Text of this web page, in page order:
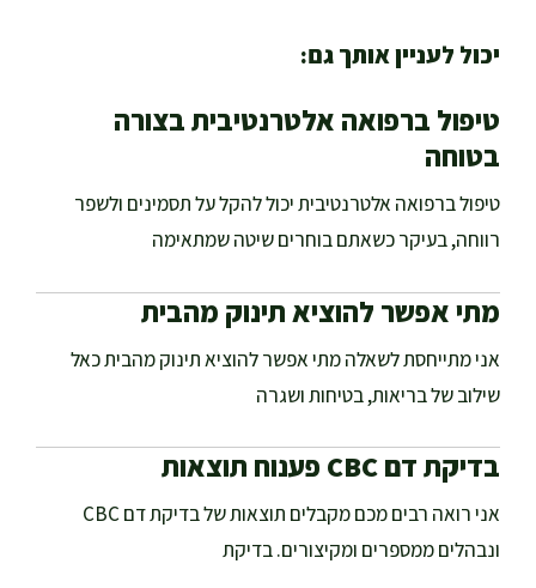
יכול לעניין אותך גם:
טיפול ברפואה אלטרנטיבית בצורה
בטוחה
טיפול ברפואה אלטרנטיבית יכול להקל על תסמינים ולשפר
רווחה, בעיקר כשאתם בוחרים שיטה שמתאימה
מתי אפשר להוציא תינוק מהבית
אני מתייחסת לשאלה מתי אפשר להוציא תינוק מהבית כאל
שילוב של בריאות, בטיחות ושגרה
בדיקת דם CBC פענוח תוצאות
אני רואה רבים מכם מקבלים תוצאות של בדיקת דם CBC
ונבהלים ממספרים ומקיצורים. בדיקת